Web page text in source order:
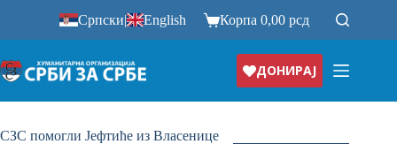
Српски| English Корпа0,00рсд
ДОНИРАЈ
СЗС помогли Јефтиће из Власенице